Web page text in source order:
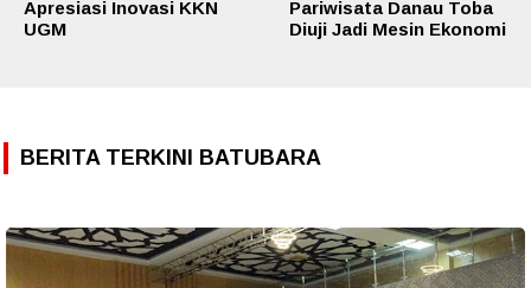
Apresiasi Inovasi KKN
UGM
Pariwisata Danau Toba
Diuji Jadi Mesin Ekonomi
BERITA TERKINI BATUBARA